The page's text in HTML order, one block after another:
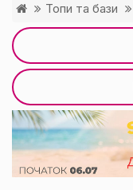
Топи та бази